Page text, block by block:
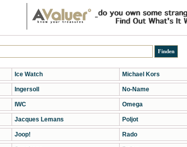
Ice Watch
Ingersoll
IWC
Jacques Lemans
Joop!
Michael Kors
No-Name
Omega
Poljot
Rado